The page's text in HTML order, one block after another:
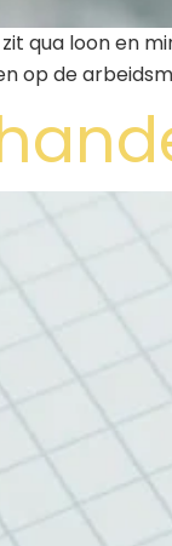
qua loon en
op de